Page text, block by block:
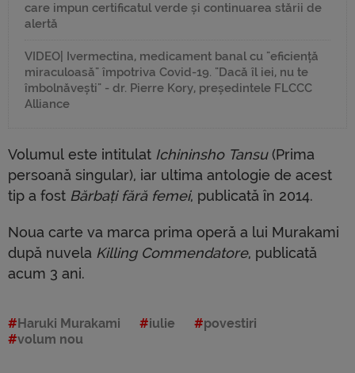
care impun certificatul verde și continuarea stării de
alertă
VIDEO| Ivermectina, medicament banal cu "eficiență
miraculoasă" împotriva Covid-19. "Dacă îl iei, nu te
îmbolnăvești" - dr. Pierre Kory, președintele FLCCC
Alliance
Volumul este intitulat Ichininsho Tansu(Prima
persoană singular), iar ultima antologie de acest
tip a fost Bărbați fără femei, publicată în 2014.
Noua carte va marca prima operă a lui Murakami
după nuvela Killing Commendatore, publicată
acum 3 ani.
Haruki Murakami iulie
povestiri
volum nou